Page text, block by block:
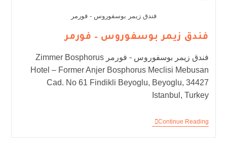
فندق زيمر بوسفوروس - فورمر
فندق زيمر بوسفوروس – فورمر
فندق زيمر بوسفوروس - فورمر Zimmer Bosphorus
Hotel – Former Anjer Bosphorus Meclisi Mebusan
Cad. No 61 Findikli Beyoglu, Beyoglu, 34427
Istanbul, Turkey
Continue Reading